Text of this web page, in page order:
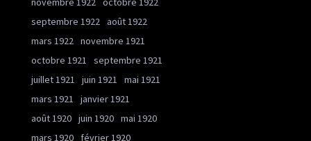
septembre 1922 août 1922
mars 1922 novembre 1921
octobre 1921
septembre 1921
juillet 1921
juin 1921
mai 1921
mars 1921
janvier 1921
août 1920 juin 1920 mai 1920
mars 1920
février 1920